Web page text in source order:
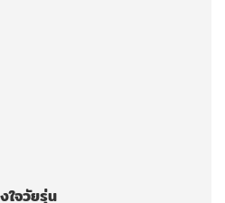
ใจ​วัยรุ่น